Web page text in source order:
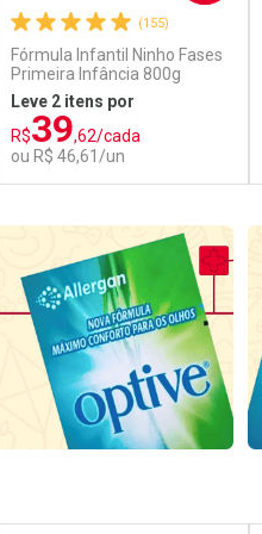
(155)
Fórmula Infantil Ninho Fases
Primeira Infância 800g
Leve 2 itens por
R$39,62/cada
ou R$ 46,61/un
Laboratório
Por Menos